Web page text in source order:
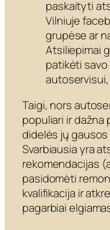
paskaityti
Vilniuje
grupėse ar
Atsiliepimai
patikėti
autoservisui,
Taigi, nors
populiari ir dažna
didelės jų
Svarbiausia yra
rekomendacijas
pasidomėti
kvalifikacija ir
pagarbiai